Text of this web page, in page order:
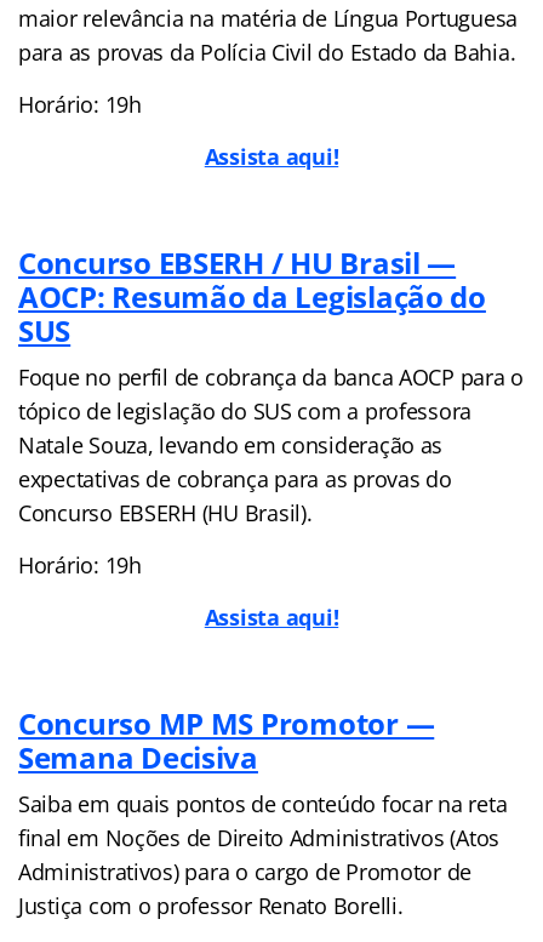
maior relevância na matéria de Língua Portuguesa
para as provas da Polícia Civil do Estado da Bahia.
Horário: 19h
Assista aqui!
Concurso EBSERH / HU Brasil —
AOCP: Resumão da Legislação do
SUS
Foque no perfil de cobrança da banca AOCP para o
tópico de legislação do SUS com a professora
Natale Souza, levando em consideração as
expectativas de cobrança para as provas do
Concurso EBSERH (HU Brasil).
Horário: 19h
Assista aqui!
Concurso MP MS Promotor —
Semana Decisiva
Saiba em quais pontos de conteúdo focar na reta
final em Noções de Direito Administrativos (Atos
Administrativos) para o cargo de Promotor de
Justiça com o professor Renato Borelli.